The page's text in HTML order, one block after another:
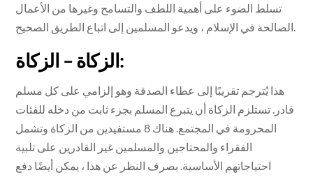
تسلط الضوء على أهمية اللطف والتسامح وغيرها من الأعمال
الزكاة – الزكاة:
هذا يُترجم تقريبًا إلى عطاء الصدقة وهو إلزامي على كل مسلم
قادر. تستلزم الزكاة أن يتبرع المسلم بجزء ثابت من دخله للفئات
المحرومة في المجتمع. هناك 8 مستفيدين من الزكاة وتشمل
الفقراء والمحتاجين والمسلمين غير القادرين على تلبية
احتياجاتهم الأساسية. بصرف النظر عن هذا ، يمكن أيضًا دفع